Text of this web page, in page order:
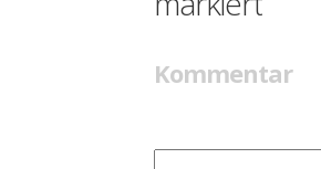
Kommentar